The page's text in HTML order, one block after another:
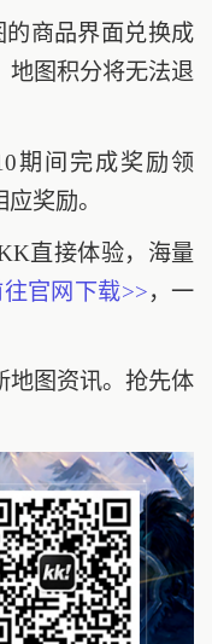
商品界面兑换成
地图积分将无法退
间完成奖励领
奖励。
直接体验，海量
往官网下载>>，一
图资讯。抢先体